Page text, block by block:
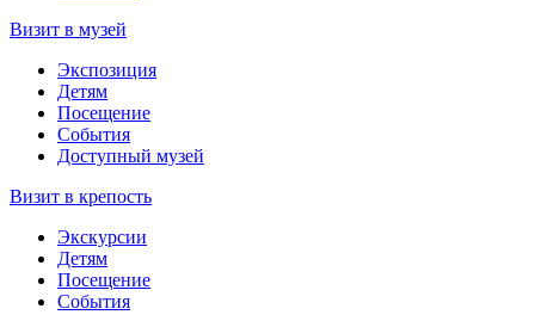
Визит в музей
Экспозиция
Детям
Посещение
События
Доступный музей
Визит в крепость
Экскурсии
Детям
Посещение
События